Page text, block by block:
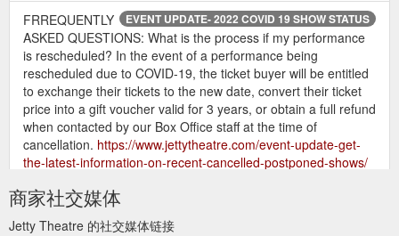
EVENT UPDATE- 2022 COVID 19 SHOW STATUS
FRREQUENTLY
ASKED QUESTIONS: What is the process if my performance
is rescheduled? In the event of a performance being
rescheduled due to COVID-19, the ticket buyer will be entitled
to exchange their tickets to the new date, convert their ticket
price into a gift voucher valid for 3 years, or obtain a full refund
when contacted by our Box Office staff at the time of
cancellation. https://www.jettytheatre.com/event-update-get-
the-latest-information-on-recent-cancelled-postponed-shows/
商家社交媒体
Jetty Theatre 的社交媒体链接